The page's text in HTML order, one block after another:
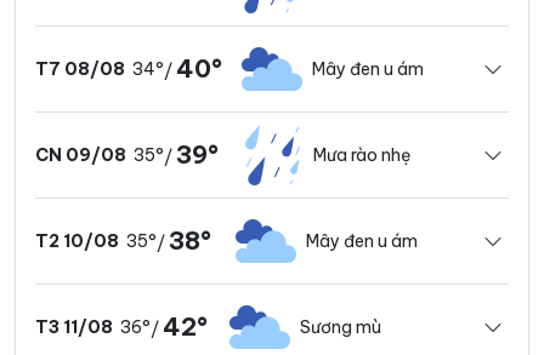
T7 08/08 34°/ 40° Mây đen u ám
CN 09/08 35°/ 39° Mưa rào nhẹ
T2 10/08 35°/ 38° Mây đen u ám
T3 11/08 36°/ 42° Sương mù